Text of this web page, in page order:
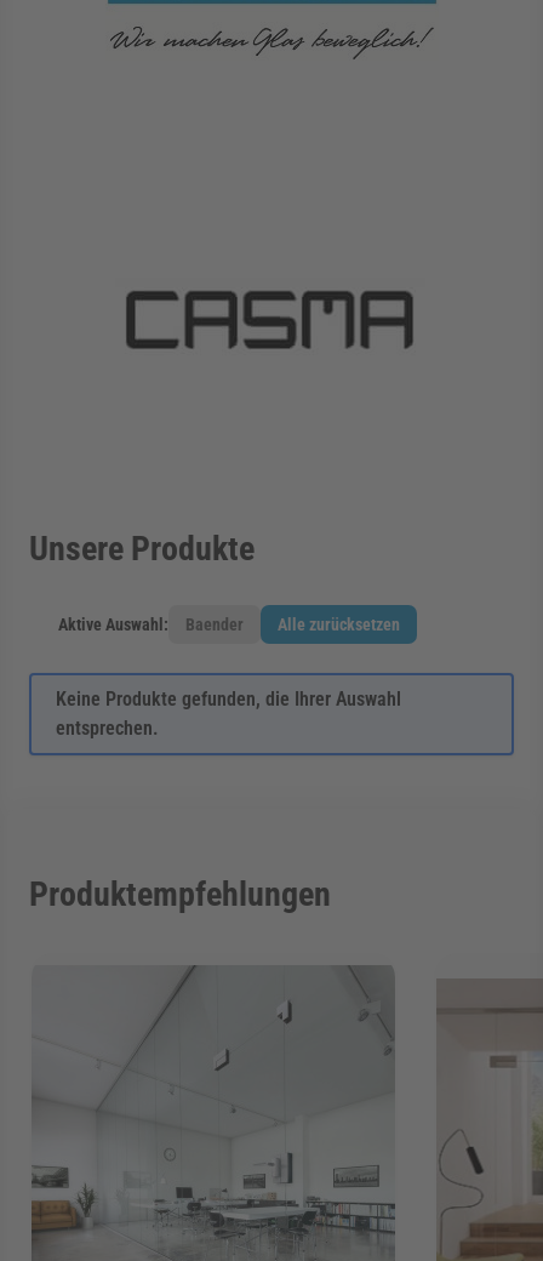
Unsere Produkte
Aktive Auswahl: Baender Alle zurücksetzen
Keine Produkte gefunden, die Ihrer Auswahl
entsprechen.
Produktempfehlungen